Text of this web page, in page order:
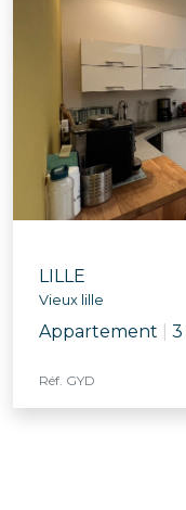
LILLE
Vieux lille
Appartement
Réf. GYD